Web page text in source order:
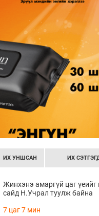
ИХ УНШСАН ИХ
Жинхэнэ амаргүй цаг үеийг
сайд Н.Учрал туулж байна
7 цаг 7 мин